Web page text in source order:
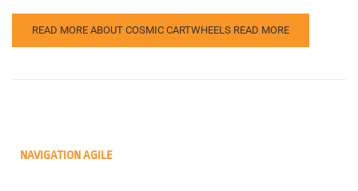
READ MORE ABOUT COSMIC CARTWHEELS READ MORE
NAVIGATION AGILE